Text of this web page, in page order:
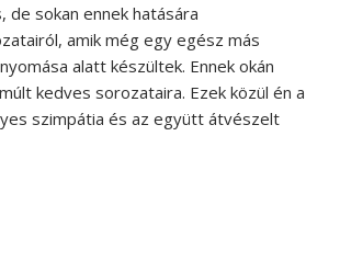
de sokan ennek hatására
amik még egy egész más
alatt készültek. Ennek okán
kedves sorozataira. Ezek közül én a
szimpátia és az együtt átvészelt